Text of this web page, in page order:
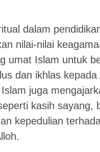
dalam
nilai-nilai
umat Islam untuk
dan ikhlas kepada
juga
kasih sayang,
kepedulian